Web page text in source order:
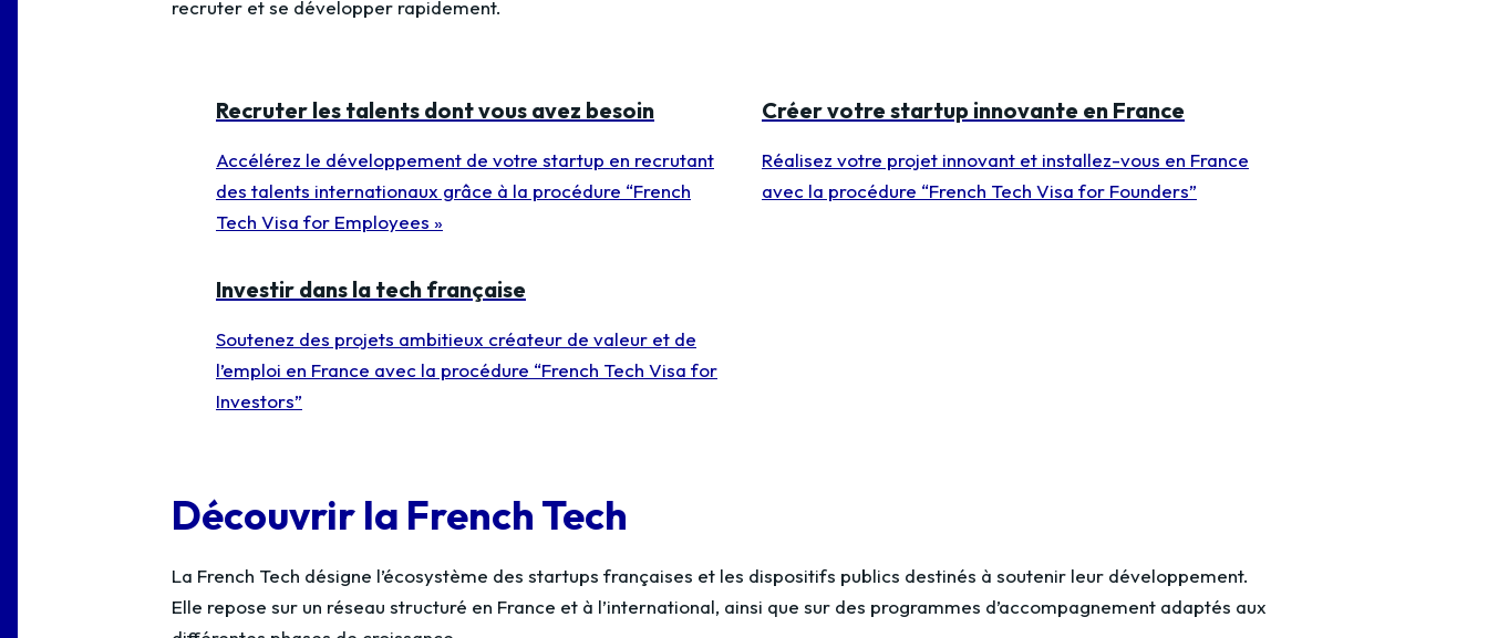
recruter et se développer rapidement.
Recruter les talents dont vous avez besoin
Accélérez le développement de votre startup en recrutant
des talents internationaux grâce à la procédure “French
Tech Visa for Employees »
Créer votre startup innovante en France
Réalisez votre projet innovant et installez-vous en France
avec la procédure “French Tech Visa for Founders”
Investir dans la tech française
Soutenez des projets ambitieux créateur de valeur et de
l’emploi en France avec la procédure “French Tech Visa for
Investors”
Découvrir la French Tech
La French Tech désigne l’écosystème des startups françaises et les dispositifs publics destinés à soutenir leur développement.
Elle repose sur un réseau structuré en France et à l’international, ainsi que sur des programmes d’accompagnement adaptés aux